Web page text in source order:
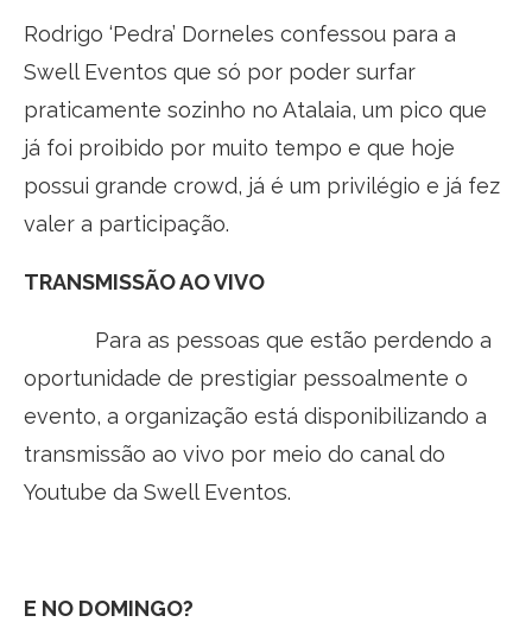
Rodrigo ‘Pedra’ Dorneles confessou para a
Swell Eventos que só por poder surfar
praticamente sozinho no Atalaia, um pico que
já foi proibido por muito tempo e que hoje
possui grande crowd, já é um privilégio e já fez
valer a participação.
TRANSMISSÃO AO VIVO
Para as pessoas que estão perdendo a
oportunidade de prestigiar pessoalmente o
evento, a organização está disponibilizando a
transmissão ao vivo por meio do canal do
Youtube da Swell Eventos.
E NO DOMINGO?